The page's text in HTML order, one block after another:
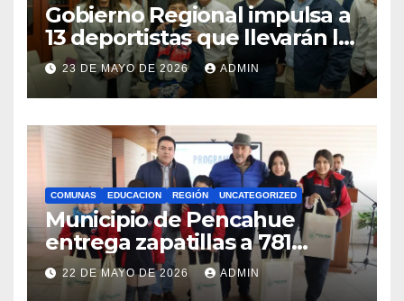
Gobierno Regional impulsa a
13 deportistas que llevarán la
bandera maulina a
competencias
internacionales
23 DE MAYO DE 2026 ADMIN
COMUNAS EDUCACION REGIÓN UNCATEGORIZED
Municipio de Pencahue
entrega zapatillas a 781
estudiantes con recursos del
Royalty Minero
22 DE MAYO DE 2026 ADMIN